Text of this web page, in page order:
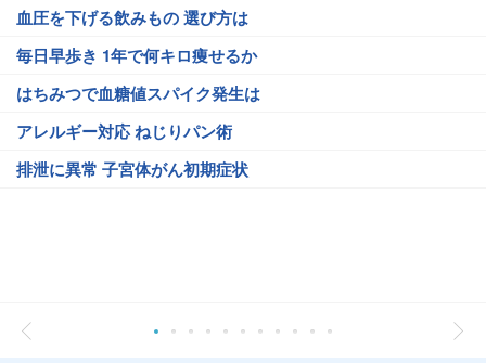
血圧を下げる飲みもの 選び方は
毎日早歩き 1年で何キロ痩せるか
はちみつで血糖値スパイク発生は
アレルギー対応 ねじりパン術
排泄に異常 子宮体がん初期症状